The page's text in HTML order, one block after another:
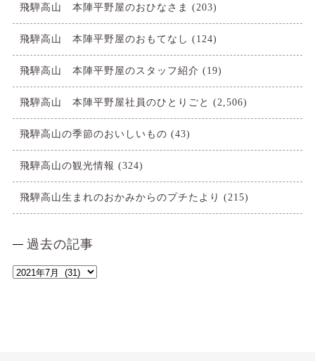
飛騨高山 本陣平野屋のおひなさま (203)
飛騨高山 本陣平野屋のおもてなし (124)
飛騨高山 本陣平野屋のスタッフ紹介 (19)
飛騨高山 本陣平野屋社員のひとりごと (2,506)
飛騨高山の季節のおいしいもの (43)
飛騨高山の観光情報 (324)
飛騨高山生まれのおかみからのプチたより (215)
過去の記事
過